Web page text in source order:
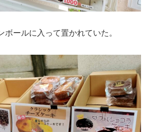
ボールに入って置かれていた。